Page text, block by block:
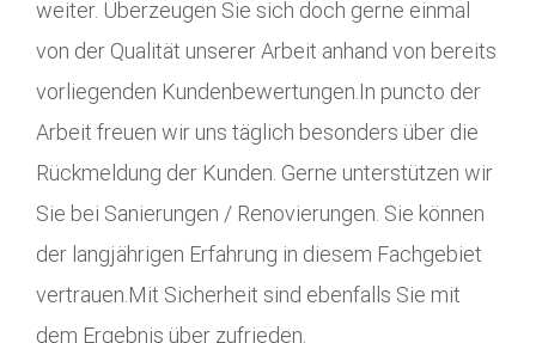
weiter. Überzeugen Sie sich doch gerne einmal
von der Qualität unserer Arbeit anhand von bereits
vorliegenden Kundenbewertungen.In puncto der
Arbeit freuen wir uns täglich besonders über die
Rückmeldung der Kunden. Gerne unterstützen wir
Sie bei Sanierungen / Renovierungen. Sie können
der langjährigen Erfahrung in diesem Fachgebiet
vertrauen.Mit Sicherheit sind ebenfalls Sie mit
dem Ergebnis über zufrieden.